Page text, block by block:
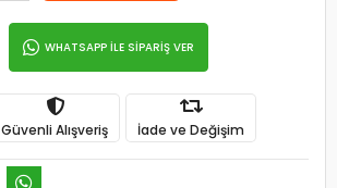
WHATSAPP İLE SİPARİŞ VER
Güvenli Alışveriş İade ve Değişim